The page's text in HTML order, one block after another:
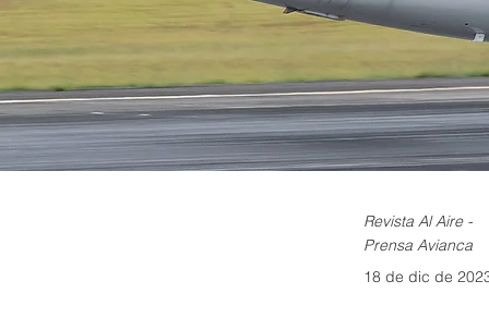
Revista Al Aire -
Prensa Avianca
18 de dic de